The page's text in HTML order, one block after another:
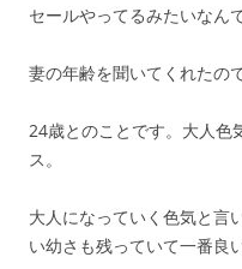
セールやってるみたいなん
妻の年齢を聞いてくれたの
24歳とのことです。大人色
ス。
大人になっていく色気と言
い幼さも残っていて一番良